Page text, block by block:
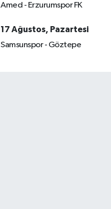
Amed - Erzurumspor FK
17 Ağustos, Pazartesi
Samsunspor - Göztepe